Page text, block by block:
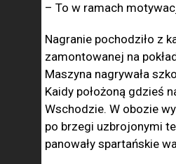
– To w ramach
Nagranie pochodziło z
zamontowanej na
Maszyna nagrywała
Kaidy położoną gdzieś
Wschodzie. W obozie
po brzegi uzbrojonymi
panowały spartańskie